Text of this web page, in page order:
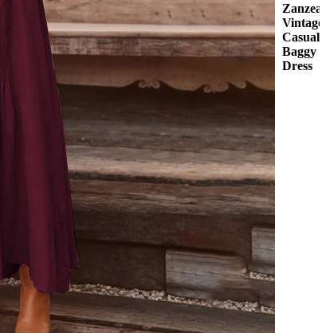
Zanzea
Vintage
Casual
Baggy
Dress